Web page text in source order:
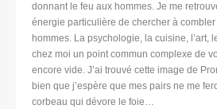
donnant le feu aux hommes. Je me
énergie particulière de chercher à
hommes. La psychologie, la cuisine, l’art,
chez moi un point commun complexe de
encore vide. J’ai trouvé cette image de
bien que j’espère que mes pairs ne me
corbeau qui dévore le foie…